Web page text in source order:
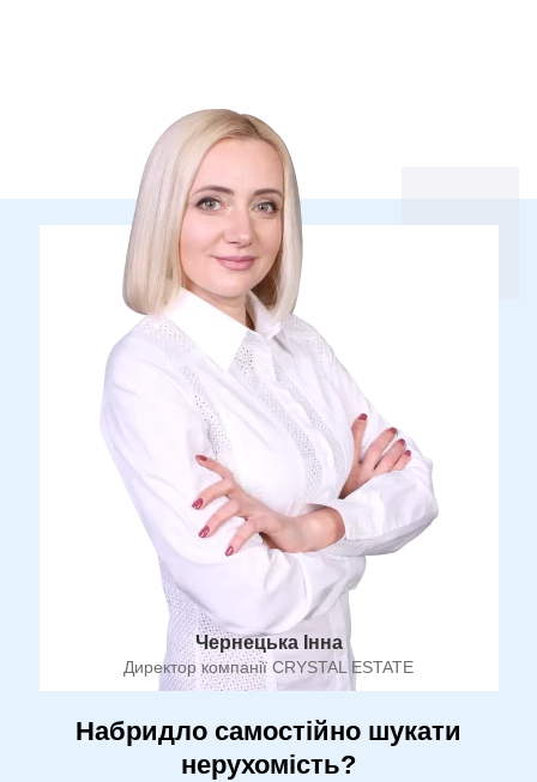
Чернецька Інна
Директор компанії CRYSTAL ESTATE
Набридло самостійно шукати
нерухомість?